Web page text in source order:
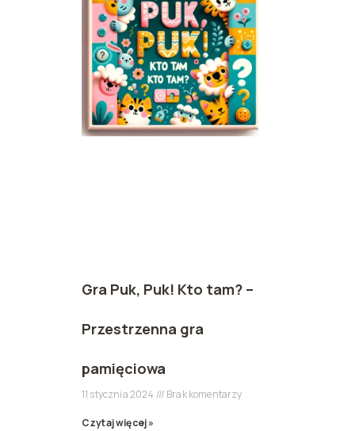
Gra Puk, Puk! Kto tam? –
Przestrzenna gra
pamięciowa
11 stycznia 2024 Brak komentarzy
Czytaj więcej »